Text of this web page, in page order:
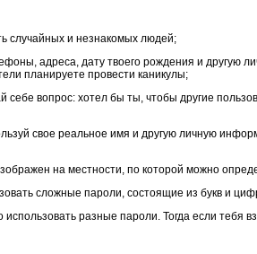
случайных и незнакомых людей;
адреса, дату твоего рождения и другую
планируете провести каникулы;
вопрос: хотел бы ты, чтобы другие
свое реальное имя и другую личную
на местности, по которой можно
сложные пароли, состоящие из букв и
разные пароли. Тогда если тебя